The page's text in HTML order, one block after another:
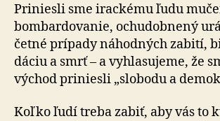
Priniesli sme irackému ľudu
bombardovanie, ochu­dob­nený
četné prípady náhodných zabití,
dáciu a smrť – a vyhla­su­jeme, že
východ priniesli „slobodu a
Koľko ľudí treba zabiť, aby vás to